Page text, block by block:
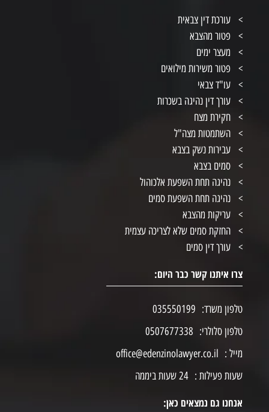
עורכת דין צבאית
פטור מהצבא
מעצר ימים
פטור משירות מילואים
עו"ד צבאי
עורך דין נהיגה בשכרות
חקירת מצח
השתמטות מצה"ל
עבירות נשק בצבא
סמים בצבא
נהיגה תחת השפעת אלכוהול
נהיגה תחת השפעת סמים
עריקות מהצבא
החזקת סמים שלא לצריכה עצמית
עורך דין סמים
צרו איתנו קשר כבר היום:
טלפון משרד: 035550199
טלפון סלולרי: 0507677338
מייל : office@edenzinolawyer.co.il
שעות פעילות : 24 שעות ביממה
אנחנו גם נמצאים כאן: